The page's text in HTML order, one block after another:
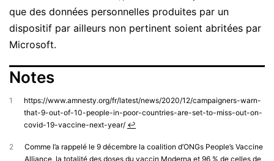
que des données personnelles produites par un
dispositif par ailleurs non pertinent soient abritées par
Microsoft.
Notes
1
https://www.amnesty.org/fr/latest/news/2020/12/campaigners-warn-
that-9-out-of-10-people-in-poor-countries-are-set-to-miss-out-on-
covid-19-vaccine-next-year/ ↩︎
2
Comme l’a rappelé le 9 décembre la coalition d’ONGs People’s Vaccine
Alliance, la totalité des doses du vaccin Moderna et 96 % de celles de